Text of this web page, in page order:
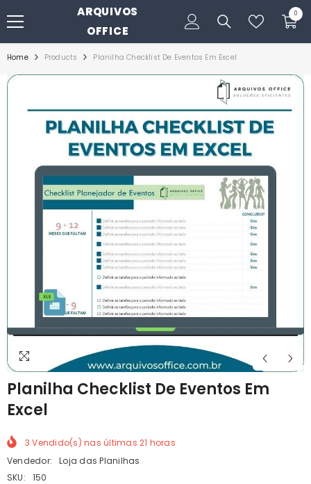
PULAR PARA O CONTEÚDO
ARQUIVOS
OFFICE
00
itens
Home Products Planilha Checklist De Eventos Em Excel
Planilha Checklist De Eventos Em
Excel
3 Vendido(s) nas últimas21 horas
Vendedor:
Loja das Planilhas
SKU:
150